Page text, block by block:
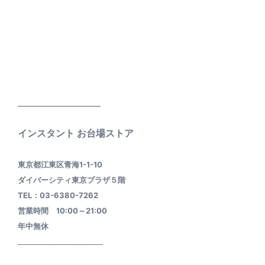
インスタント お台場ストア
東京都江東区青海1-1-10
ダイバーシティ東京プラザ５階
TEL：03-6380-7262
営業時間 10:00～21:00
年中無休